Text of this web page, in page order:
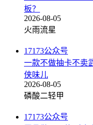
板？
2026-08-05
火雨流星
17173公众号
一款不做抽卡不卖
侠味儿
2026-08-05
磷酸二轻甲
17173公众号